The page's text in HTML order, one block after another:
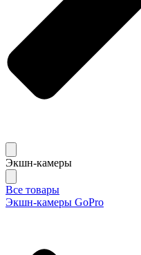
Экшн-камеры
Все товары
Экшн-камеры GoPro